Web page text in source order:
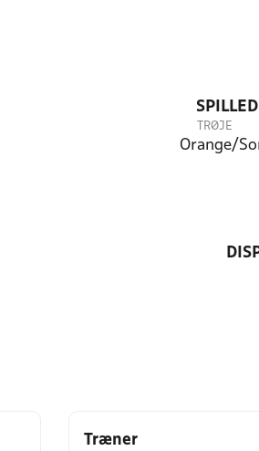
TRØJE
Orange/
Træner